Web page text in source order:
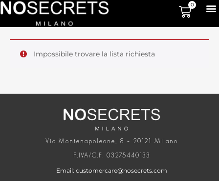
0
Impossibile trovare la lista richiesta
Via Montenapoleone, 8 – 20121 Milano
P.IVA/C.F. 03275440133
Email: customercare@nosecrets.com